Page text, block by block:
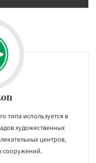
типа используется в
художественных
центров,
сооружений.